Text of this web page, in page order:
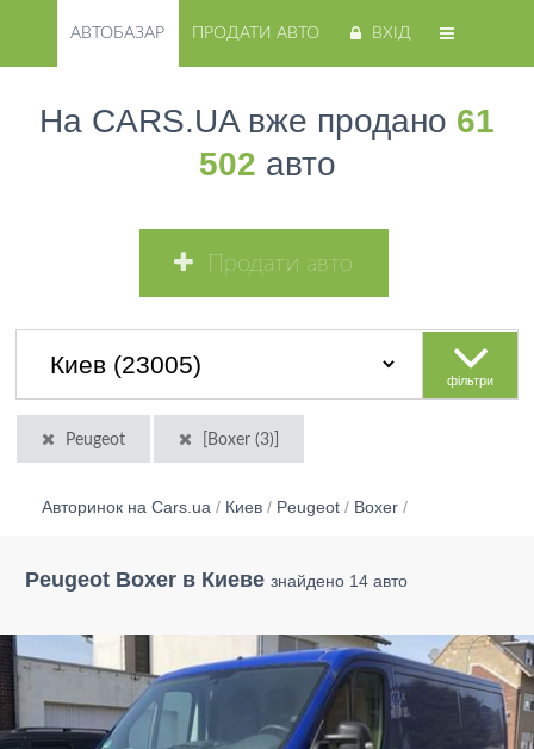
АВТОБАЗАР ПРОДАТИ АВТО ВХІД
На CARS.UA вже продано 61
502 авто
Продати авто
фільтри
Peugeot [Boxer (3)]
Авторинок на Cars.ua / Киев / Peugeot / Boxer /
Peugeot Boxer в Киеве знайдено 14 авто